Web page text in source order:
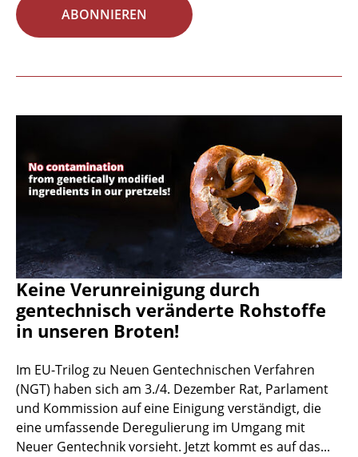
ABONNIEREN
Keine Verunreinigung durch
gentechnisch veränderte Rohstoffe
in unseren Broten!
Im EU-Trilog zu Neuen Gentechnischen Verfahren
(NGT) haben sich am 3./4. Dezember Rat, Parlament
und Kommission auf eine Einigung verständigt, die
eine umfassende Deregulierung im Umgang mit
Neuer Gentechnik vorsieht. Jetzt kommt es auf das...